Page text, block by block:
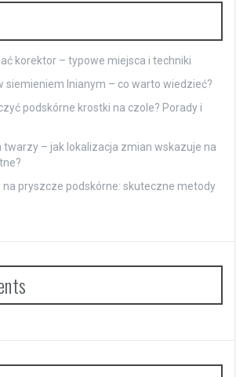
korektor – typowe miejsca i techniki
siemieniem lnianym – co warto wiedzieć?
podskórne krostki na czole? Porady i
– jak lokalizacja zmian wskazuje na
na pryszcze podskórne: skuteczne metody